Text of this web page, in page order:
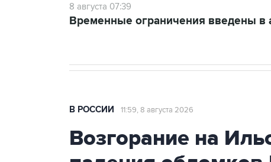
8 августа 07:39
Временные ограничения введены в
В РОССИИ 11:59, 8 августа 2026
Возгорание на